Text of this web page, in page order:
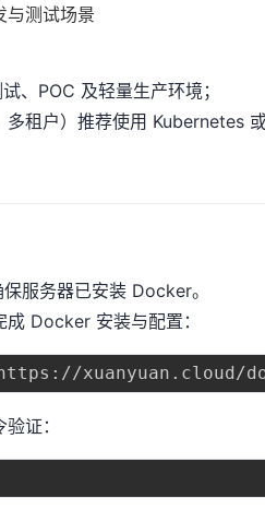
与测试场景
、POC 及轻量生产环境；
租户）推荐使用 Kubernetes 或
服务器已安装 Docker。
Docker 安装与配置：
xuanyuan.cloud/
证：